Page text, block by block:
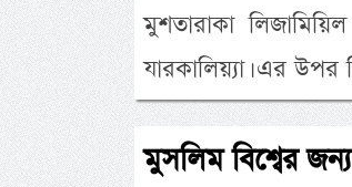
মুশতারাকা
যারকালিয়্যা। এর
মুসলিম বিশ্বের